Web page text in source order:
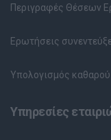
Περιγραφές Θέσεων
Ερωτήσεις
Υπολογισμός
Υπηρεσίες